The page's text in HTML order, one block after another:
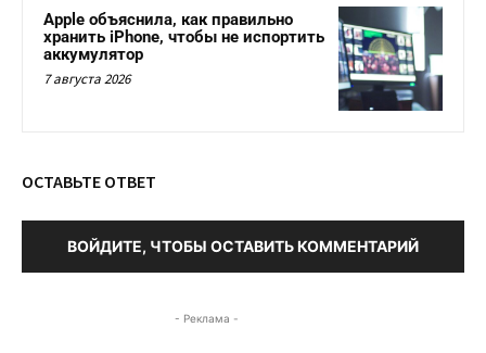
Apple объяснила, как правильно
хранить iPhone, чтобы не испортить
аккумулятор
7 августа 2026
ОСТАВЬТЕ ОТВЕТ
ВОЙДИТЕ, ЧТОБЫ ОСТАВИТЬ КОММЕНТАРИЙ
- Реклама -